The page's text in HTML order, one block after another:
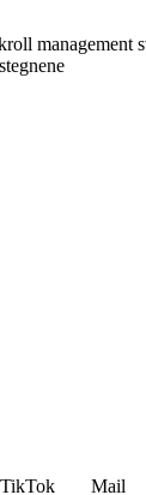
management
TikTok Mail